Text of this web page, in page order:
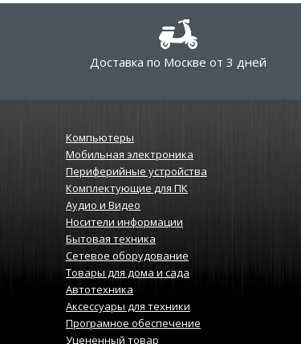
Доставка по Москве от 3 дней
Компьютеры
Мобильная электроника
Периферийные устройства
Комплектующие для ПК
Аудио и Видео
Носители информации
Бытовая техника
Сетевое оборудование
Товары для дома и сада
Автотехника
Аксессуары для техники
Програмное обеспечение
Уцененный товар